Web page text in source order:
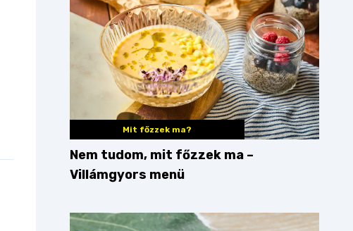
Mit főzzek ma?
Nem tudom, mit főzzek ma –
Villámgyors menü